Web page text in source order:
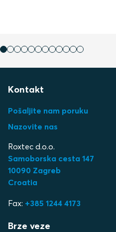
Kontakt
Pošaljite nam poruku
Nazovite nas
Roxtec d.o.o.
Samoborska cesta 147
10090 Zagreb
Croatia
Fax: +385 1244 4173
Brze veze